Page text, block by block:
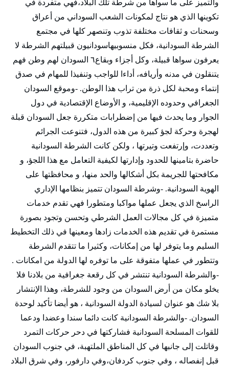
والتميز على ما سواها من شرطة تلك البلاد،فهي متفردة في
تكوينها الذي هو نتاج لمكونات الشعب السوداني من أعراق
وسحنات و ثقافات مختلفة تذوب وتنصهر كلها في مجتمع
الشرطة السودانية، فكل منسوبيهاسودانيون قبيلتهم الشرطة لا
يعرفون سواها قبيلة، وكل أجزاء وبقاع٦ السودان لهم وطن فهم
يتنقلون في مدنه وأريافه، أداءا للواجب وتنفيذا للمهام في صدق
إنتماء ومحبة لكل ذرة من تراب هذا الوطن. -وموقع السودان
الجغرافي وحدوده الإقليمية، و الأوضاع الإقتصادية في دول
الجوار وما يحدث فيها من إضطرابات متكررة جعل السودان قبلة
لهجرة وحركة لجؤ كبيرة من هذه الدول، فتنوعت الجرائم
وتعددت، وإرتفعت وتيرتها ، ولكن كانت الشرطة السودانية
حاضرة بتامينها للحدود وإدارتها لكيفية التعامل مع هذا اللجؤ، و
مكافحتها للجريمة بكل أشكالها والحد منها، و محافظتها على
الهوية السودانية. -وشرطة السودان تتميز بنظامها الإداري
الراسخ الذي يجعل عملها مواكبا ومتطورا فهي تقدم خدمات
متميزة في كل مجالات العمل الشرطي وتحسن وتجود بصورة
مستمرة في تقديم هذه الخدمات زادها ومعينها في ذلك التخطيط
السليم وما يتوفر لها من إمكانات، وكثيرا ما تتقدم الشرطة
وتتطور في عملها متفوقة على ما توفره لها الدولة من امكانات .
-والشرطة السودانية تنتشر في كل رقعة جغرافية من بلادنا فلا
يخلو مكان من أرض السودان من وجود للشرطة، وهذا الإنتشار
بلا شك هو عنوان لسيادة الدولة السودانية ، هو أيضا تأكيد لوحدة
السودان. -والشرطة السودانية كانت دائما سندا وعضدا ودعما
للقوات المسلحة السودانية فشاركتها في دحر حركات التمرد
وقاتلت إلى جانبها في كل المناطق الملتهبة، في جنوب السودان
قبل إنفصاله ، وفي جنوب كردفان،وفي دارفور، وفي شرق البلاد